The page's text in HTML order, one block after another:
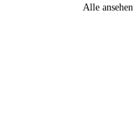
Alle ansehen